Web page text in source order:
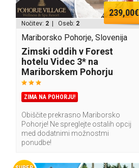
239,00€
Nočitev: 2 | Oseb: 2
Mariborsko Pohorje, Slovenija
Zimski oddih v Forest
hotelu Videc 3* na
Mariborskem Pohorju
ZIMA NA POHORJU!
Obiščite prekrasno Mariborsko
Pohorje! Ne spreglejte ostalih opcij
med dodatnimi možnostmi
ponudbe!